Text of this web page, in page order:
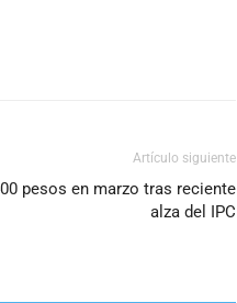
Artículo siguiente
pesos en marzo tras reciente
alza del IPC